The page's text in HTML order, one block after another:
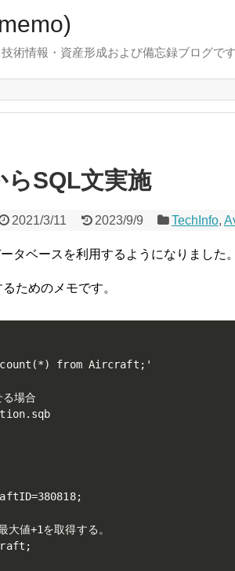
術情報・資産形成および備忘録ブログです
SQL文実施
2021/3/11 2023/9/9 TechInfo,
タベースを利用するようになりました。
ためのメモです。
from Aircraft;'
場合
値+1を取得する。